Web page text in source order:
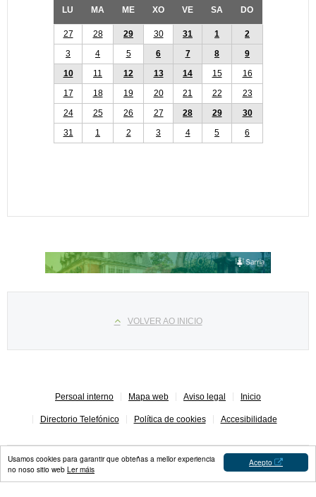
Acepto
Usamos cookies para garantir que obteñas a mellor experiencia
no noso sitio web Ler máis
LU MA ME XO VE SA DO
27 28 29 30 31 1
2
3
4 5 6 7 8
9
10
11 12 13 14 15
16
17
18 19 20 21 22
23
24
25 26 27 28 29
30
31
1 2 3 4 5 6
VOLVER AO INICIO
Persoal interno Mapa web Aviso legal Inicio
Directorio Telefónico Política de cookies Accesibilidade